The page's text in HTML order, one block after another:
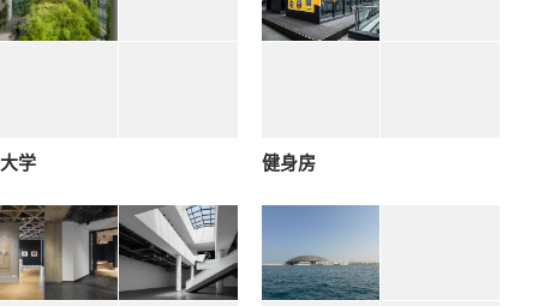
大学 健身房